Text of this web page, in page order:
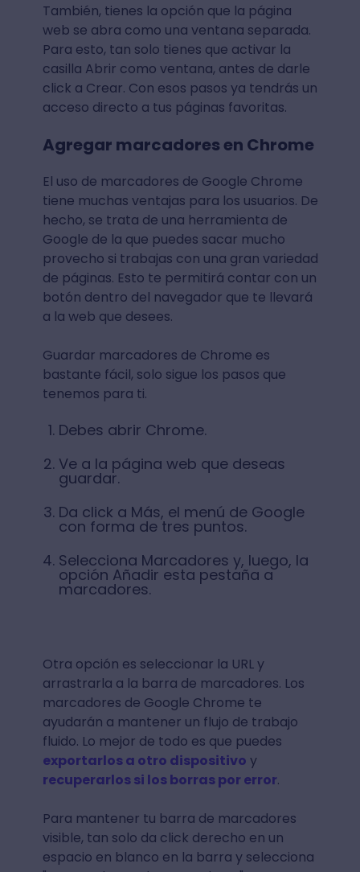
También, tienes la opción que la página
web se abra como una ventana separada.
Para esto, tan solo tienes que activar la
casilla Abrir como ventana, antes de darle
click a Crear. Con esos pasos ya tendrás un
acceso directo a tus páginas favoritas.
Agregar marcadores en Chrome
El uso de marcadores de Google Chrome
tiene muchas ventajas para los usuarios. De
hecho, se trata de una herramienta de
Google de la que puedes sacar mucho
provecho si trabajas con una gran variedad
de páginas. Esto te permitirá contar con un
botón dentro del navegador que te llevará
a la web que desees.
Guardar marcadores de Chrome es
bastante fácil, solo sigue los pasos que
tenemos para ti.
Debes abrir Chrome.
Ve a la página web que deseas
guardar.
Da click a Más, el menú de Google
con forma de tres puntos.
Selecciona Marcadores y, luego, la
opción Añadir esta pestaña a
marcadores.
Otra opción es seleccionar la URL y
arrastrarla a la barra de marcadores. Los
marcadores de Google Chrome te
ayudarán a mantener un flujo de trabajo
fluido. Lo mejor de todo es que puedes
exportarlos a otro dispositivo y
recuperarlos si los borras por error.
Para mantener tu barra de marcadores
visible, tan solo da click derecho en un
espacio en blanco en la barra y selecciona